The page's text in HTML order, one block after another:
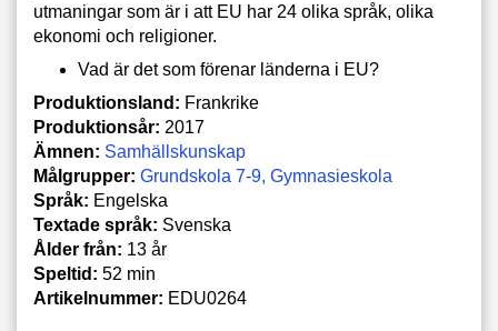
utmaningar som är i att EU har 24 olika språk, olika
ekonomi och religioner.
Vad är det som förenar länderna i EU?
Produktionsland: Frankrike
Produktionsår: 2017
Ämnen: Samhällskunskap
Målgrupper: Grundskola 7-9 Gymnasieskola
Språk: Engelska
Textade språk: Svenska
Ålder från: 13 år
Speltid: 52 min
Artikelnummer: EDU0264